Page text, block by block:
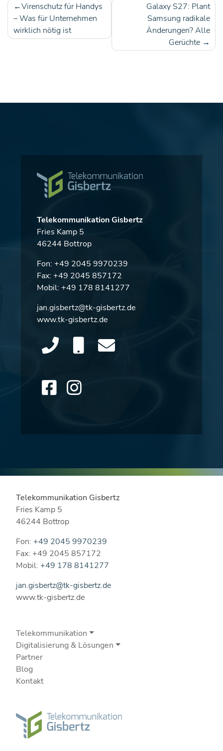
Beitragsnavigation
Virenschutz für Handys
– Was für Unternehmen
wirklich nötig ist
Galaxy S27: Plant
Samsung radikale
Änderungen? Alle
Gerüchte
Telekommunikation Gisbertz
Fries Kamp 5
46244 Bottrop
Fon: +49 2045 9970239
Fax: +49 2045 857172
Mobil: +49 178 8141277
jan.gisbertz@tk-gisbertz.de
www.tk-gisbertz.de
Telekommunikation Gisbertz
Fries Kamp 5
46244 Bottrop
Fon: +49 2045 9970239
Fax: +49 2045 857172
Mobil: +49 178 8141277
jan.gisbertz@tk-gisbertz.de
www.tk-gisbertz.de
Telekommunikation
Digitalisierung & Lösungen
Partner
Blog
Kontakt